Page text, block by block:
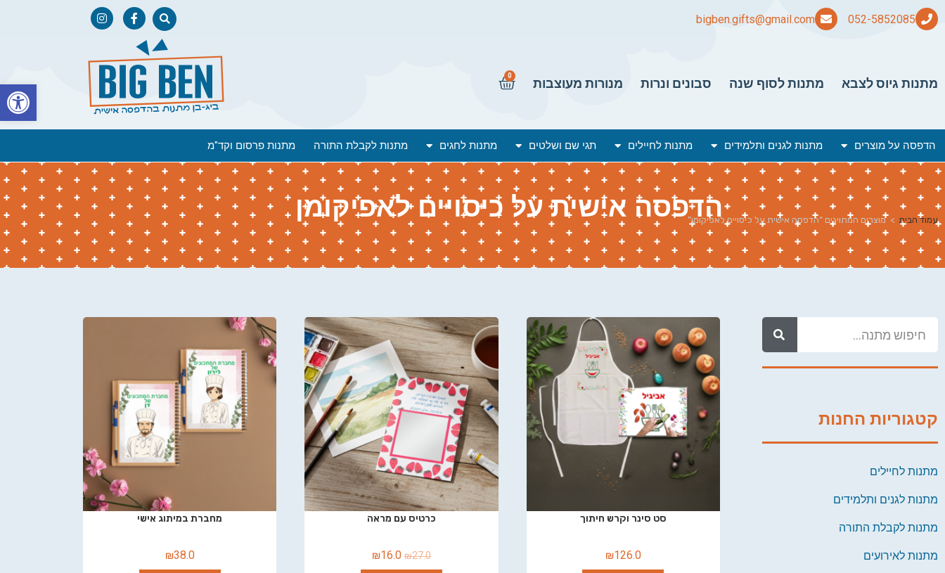
bigben.gifts@gmail.com
מתנות גיוס לצבא מתנות לסוף שנה סבונים ונרות מנורות מעוצבות
0
הדפסה על מוצרים מתנות לגנים ותלמידים מתנות לחיילים תגי שם ושלטים מתנות לחגים מתנות לקבלת התורה מתנות פרסום וקד"מ
הדפסה אישית על כיסויים לאפיקומן עמוד הבית > מוצרים המתויגים “הדפסה אישית על כיסויים לאפיקומן”
קטגוריות החנות
מתנות לחיילים
מתנות לגנים ותלמידים
מתנות לקבלת התורה
מתנות לאירועים
סט סינר וקרש חיתוך
₪126.0
כרטיס עם מראה
₪27.0
₪16.0
מחברת במיתוג אישי
₪38.0